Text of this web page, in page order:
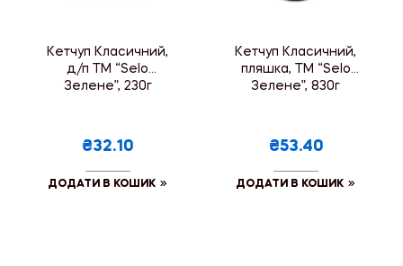
Кетчуп Класичний,
д/п ТМ “Selo
Зелене”, 230г
₴32.10
ДОДАТИ В КОШИК
Кетчуп Класичний,
пляшка, ТМ “Selo
Зелене”, 830г
₴53.40
ДОДАТИ В КОШИК